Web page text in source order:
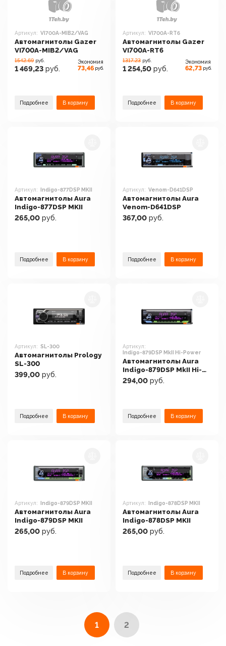
Артикул: VI700A-MIB2/VAG
Автомагнитолы Gazer
VI700A-MIB2/VAG
1542.69 руб.
1 469,23 руб.
Экономия
73,46 руб.
Подробнее В корзину
Артикул: VI700A-RT6
Автомагнитолы Gazer
VI700A-RT6
1317.23 руб.
1 254,50 руб.
Экономия
62,73 руб.
Подробнее В корзину
Артикул: Indigo-877DSP MKII
Автомагнитолы Aura
Indigo-877DSP MKII
265,00 руб.
Подробнее В корзину
Артикул: Venom-D641DSP
Автомагнитолы Aura
Venom-D641DSP
367,00 руб.
Подробнее В корзину
Артикул: SL-300
Автомагнитолы Prology
SL-300
399,00 руб.
Подробнее В корзину
Артикул:
Indigo-879DSP MkII Hi-Power
Автомагнитолы Aura
Indigo-879DSP MkII Hi-
Power
294,00 руб.
Подробнее В корзину
Артикул: Indigo-879DSP MKII
Автомагнитолы Aura
Indigo-879DSP MKII
265,00 руб.
Подробнее В корзину
Артикул: Indigo-878DSP MKII
Автомагнитолы Aura
Indigo-878DSP MKII
265,00 руб.
Подробнее В корзину
1 2